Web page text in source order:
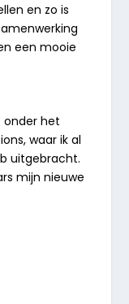
en zo is
een mooie
onder het
waar ik al
uitgebracht.
mijn nieuwe